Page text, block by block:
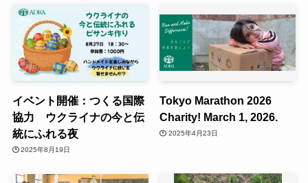
イベント開催：つくる国際
協力 ウクライナの今と伝
統にふれる夜
2025年8月19日
Tokyo Marathon 2026
Charity! March 1, 2026.
2025年4月23日